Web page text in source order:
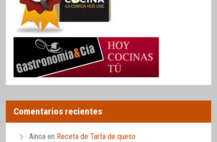
Comentarios recientes
Ainoa en Receta de Tarta de queso